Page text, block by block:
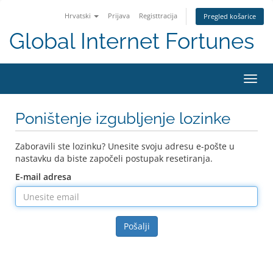
Hrvatski Prijava Registtracija Pregled košarice
Global Internet Fortunes
Poništenje izgubljenje lozinke
Zaboravili ste lozinku? Unesite svoju adresu e-pošte u
nastavku da biste započeli postupak resetiranja.
E-mail adresa
Pošalji